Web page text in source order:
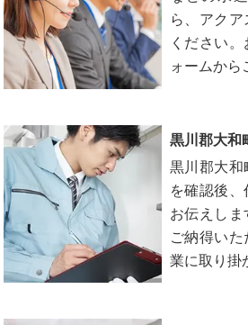
ら、アク
ください
ォームから
黒川郡大和
黒川郡大和
を確認後
お伝えしま
ご納得い
業に取り掛